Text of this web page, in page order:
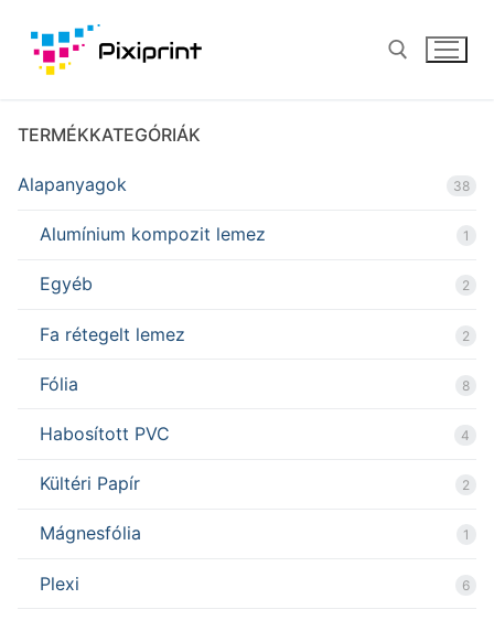
tartalomra
TERMÉKKATEGÓRIÁK
Alapanyagok 38
Alumínium kompozit lemez 1
Egyéb 2
Fa rétegelt lemez 2
Fólia 8
Habosított PVC 4
Kültéri Papír 2
Mágnesfólia 1
Plexi 6